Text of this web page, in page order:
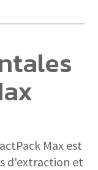
Max est
d'extraction et